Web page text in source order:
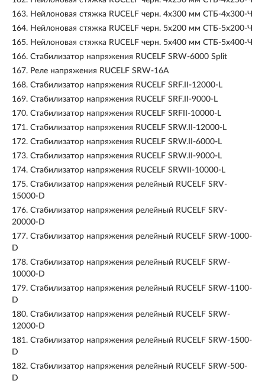
163. Нейлоновая стяжка RUCELF черн. 4х300 мм СТБ-4х300-Ч
164. Нейлоновая стяжка RUCELF черн. 5х200 мм СТБ-5х200-Ч
165. Нейлоновая стяжка RUCELF черн. 5х400 мм СТБ-5х400-Ч
166. Стабилизатор напряжения RUCELF SRW-6000 Split
167. Реле напряжения RUCELF SRW-16A
168. Стабилизатор напряжения RUCELF SRF.II-12000-L
169. Стабилизатор напряжения RUCELF SRF.II-9000-L
170. Стабилизатор напряжения RUCELF SRFII-10000-L
171. Стабилизатор напряжения RUCELF SRW.II-12000-L
172. Стабилизатор напряжения RUCELF SRW.II-6000-L
173. Стабилизатор напряжения RUCELF SRW.II-9000-L
174. Стабилизатор напряжения RUCELF SRWII-10000-L
175. Стабилизатор напряжения релейный RUCELF SRV-
15000-D
176. Стабилизатор напряжения релейный RUCELF SRV-
20000-D
177. Стабилизатор напряжения релейный RUCELF SRW-1000-
D
178. Стабилизатор напряжения релейный RUCELF SRW-
10000-D
179. Стабилизатор напряжения релейный RUCELF SRW-1100-
D
180. Стабилизатор напряжения релейный RUCELF SRW-
12000-D
181. Стабилизатор напряжения релейный RUCELF SRW-1500-
D
182. Стабилизатор напряжения релейный RUCELF SRW-500-
D